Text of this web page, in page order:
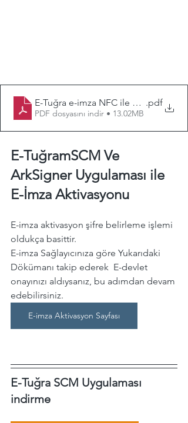
E-Tuğra e-imza NFC ile kim.pdf
PDF dosyasını indir • 13.02MB
E-TuğramSCM Ve
ArkSigner Uygulaması ile
E-İmza Aktivasyonu
E-imza aktivasyon şifre belirleme işlemi
oldukça basittir.
E-imza Sağlayıcınıza göre Yukarıdaki
Dökümanı takip ederek  E-devlet
onayınızı aldıysanız, bu adımdan devam
edebilirsiniz.
E-imza Aktivasyon Sayfası
E-Tuğra SCM Uygulaması
indirme